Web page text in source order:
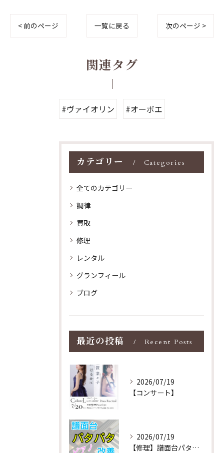
< 前のページ 一覧に戻る 次のページ >
関連タグ
#ヴァイオリン #オーボエ
カテゴリー Categories
全てのカテゴリー
調律
買取
修理
レンタル
グランフィール
ブログ
最近の投稿 Recent Posts
2026/07/19
【コンサート】
2026/07/19
【修理】譜面台パタパタを改善！ストレス解消！